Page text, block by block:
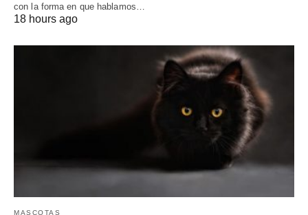
con la forma en que hablamos…
18 hours ago
MASCOTAS